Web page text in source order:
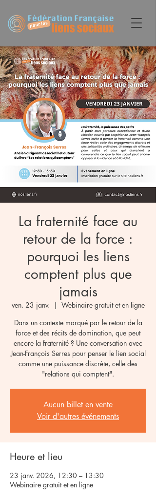
La fraternité face au
retour de la force :
pourquoi les liens
comptent plus que
jamais
ven. 23 janv.
  |
Webinaire gratuit et en ligne
Dans un contexte marqué par le retour de la
force et des récits de domination, que peut
encore la fraternité ? Une conversation avec
Jean-François Serres pour penser le lien social
comme une puissance discrète, celle des
"relations qui comptent".
Aucun billet en vente
Voir d'autres événements
Heure et lieu
23 janv. 2026, 12:30 – 13:30
Webinaire gratuit et en ligne